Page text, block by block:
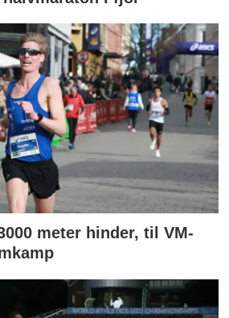
meter hinder, til VM-